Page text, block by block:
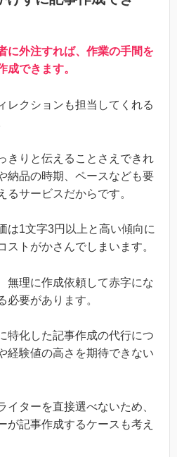
に外注すれば、作業の手間を
成できます。
レクションも担当してくれる
きりと伝えることさえできれ
納品の時期、ペースなども要
るサービスだからです。
は1文字3円以上と高い傾向に
ストがかさんでしまいます。
無理に作成依頼して赤字にな
必要があります。
特化した記事作成の代行につ
経験値の高さを期待できない
イターを直接選べないため、
が記事作成するケースも考え